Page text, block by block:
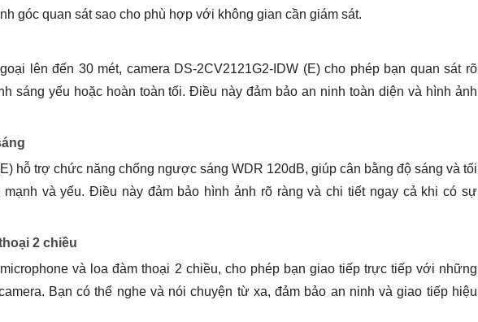
góc quan sát sao cho phù hợp với không gian cần giám sát.
lên đến 30 mét, camera DS-2CV2121G2-IDW (E) cho phép bạn quan sát rõ
sáng yếu hoặc hoàn toàn tối. Điều này đảm bảo an ninh toàn diện và hình ảnh
hỗ trợ chức năng chống ngược sáng WDR 120dB, giúp cân bằng độ sáng và tối
mạnh và yếu. Điều này đảm bảo hình ảnh rõ ràng và chi tiết ngay cả khi có sự
2 chiều
và loa đàm thoại 2 chiều, cho phép bạn giao tiếp trực tiếp với những
Bạn có thể nghe và nói chuyện từ xa, đảm bảo an ninh và giao tiếp hiệu